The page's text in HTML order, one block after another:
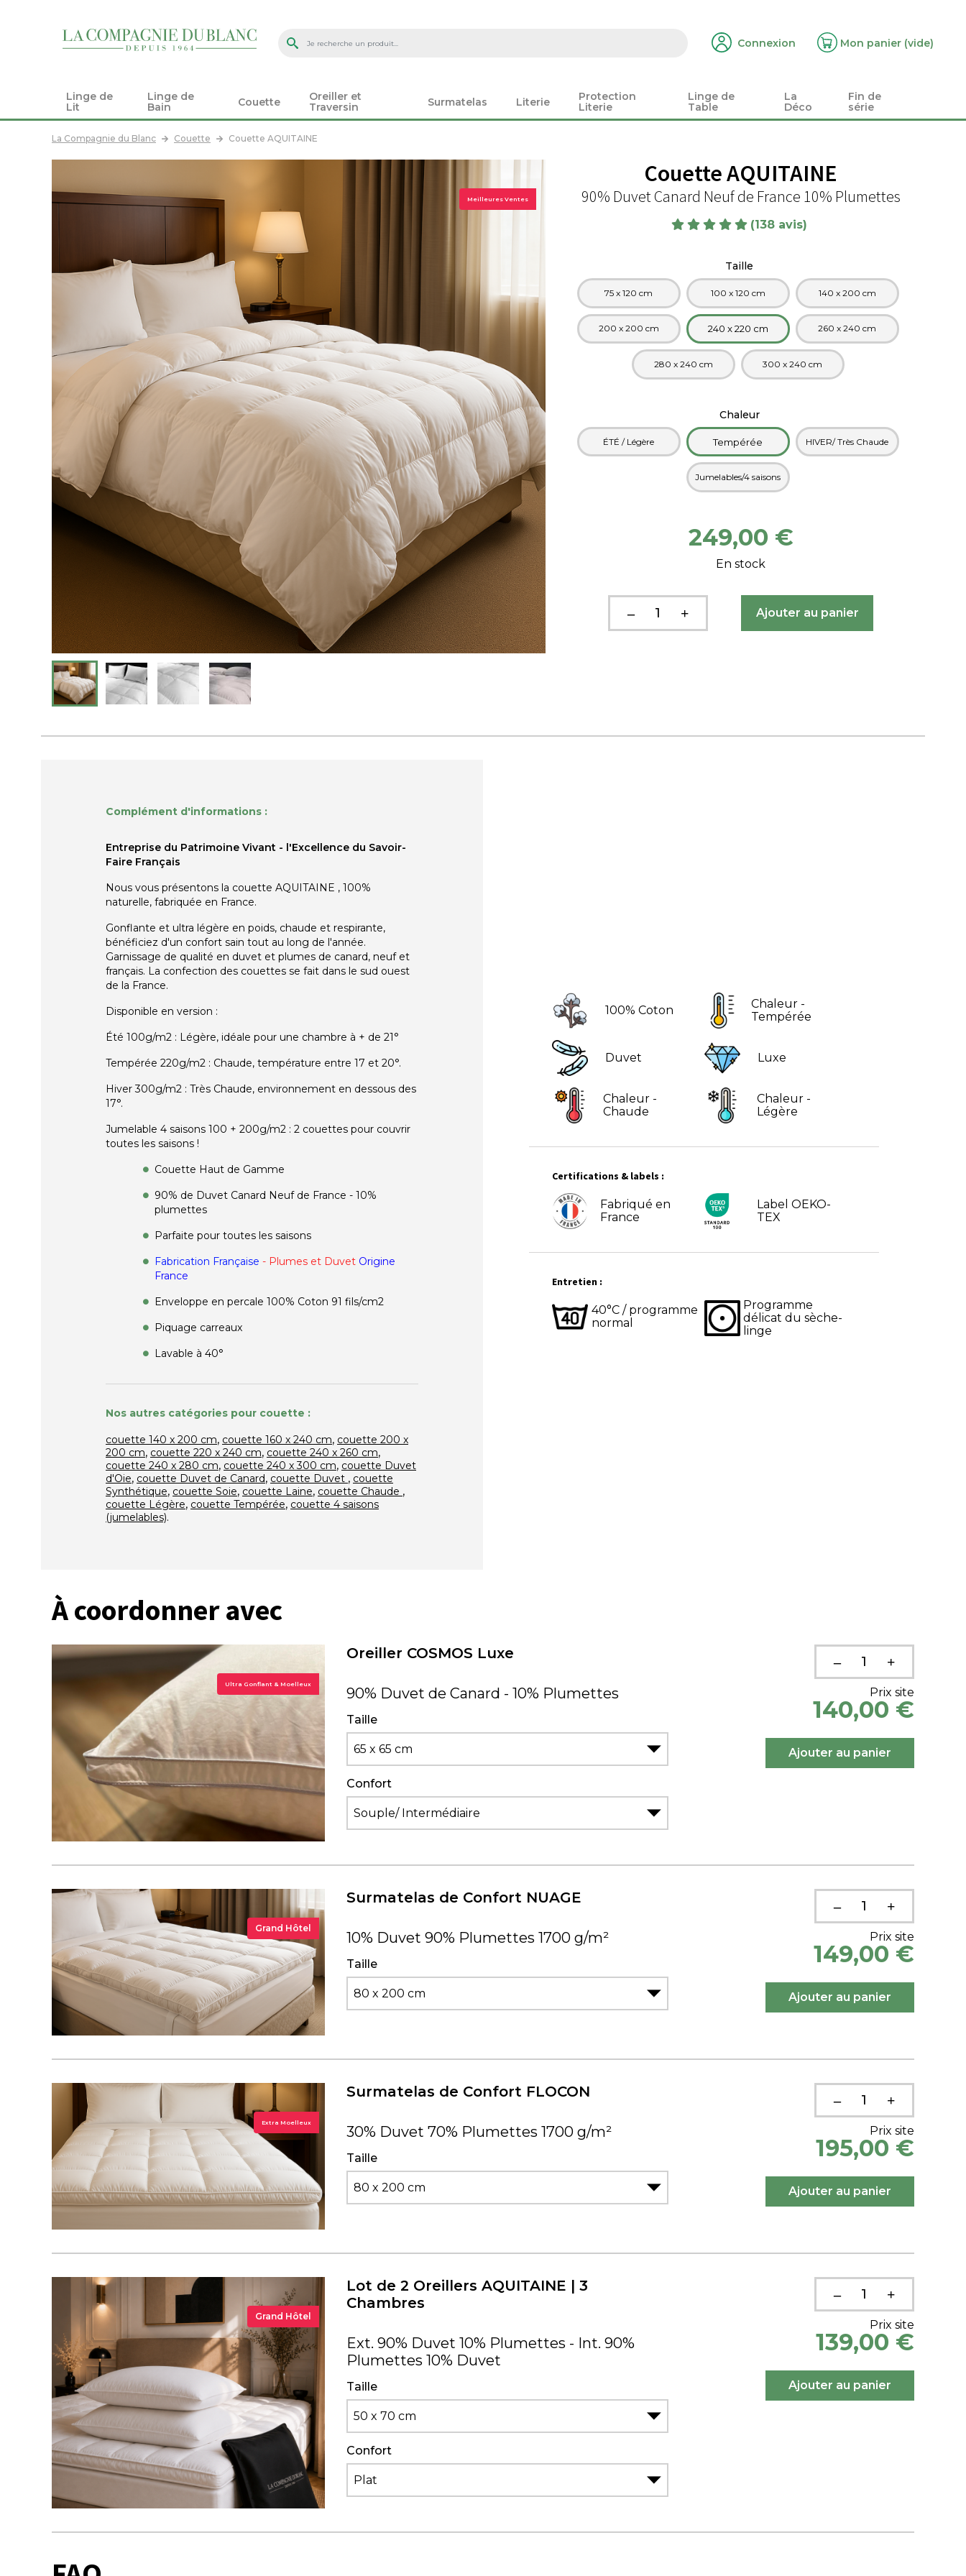
Connexion Mon panier (vide)
Linge de
Lit
Linge de
Bain
Couette
Oreiller et
Traversin
Surmatelas Literie
Protection
Literie
Linge de
Table
La
Déco
Fin de
série
La Compagnie du Blanc Couette Couette AQUITAINE
Meilleures Ventes
Couette AQUITAINE
90% Duvet Canard Neuf de France 10% Plumettes
(138 avis)
Taille
75 x 120 cm 100 x 120 cm 140 x 200 cm
200 x 200 cm 240 x 220 cm 260 x 240 cm
280 x 240 cm 300 x 240 cm
Chaleur
ÉTÉ / Légère Tempérée HIVER/ Très Chaude
Jumelables/4 saisons
249,00 €
En stock
Complément d'informations :
Entreprise du Patrimoine Vivant - l'Excellence du Savoir-
Faire Français
Nous vous présentons la couette AQUITAINE , 100%
naturelle, fabriquée en France.
Gonflante et ultra légère en poids, chaude et respirante,
bénéficiez d'un confort sain tout au long de l'année.
Garnissage de qualité en duvet et plumes de canard, neuf et
français. La confection des couettes se fait dans le sud ouest
de la France.
Disponible en version :
Été 100g/m2 : Légère, idéale pour une chambre à + de 21°
Tempérée 220g/m2 : Chaude, température entre 17 et 20°.
Hiver 300g/m2 : Très Chaude, environnement en dessous des
17°.
Jumelable 4 saisons 100 + 200g/m2 : 2 couettes pour couvrir
toutes les saisons !
Couette Haut de Gamme
90% de Duvet Canard Neuf de France - 10%
plumettes
Parfaite pour toutes les saisons
Fabrication Française - Plumes et Duvet Origine
France
Enveloppe en percale 100% Coton 91 fils/cm2
Piquage carreaux
Lavable à 40°
Nos autres catégories pour couette :
couette 140 x 200 cm, couette 160 x 240 cm, couette 200 x
200 cm, couette 220 x 240 cm, couette 240 x 260 cm,
couette 240 x 280 cm, couette 240 x 300 cm, couette Duvet
d'Oie, couette Duvet de Canard, couette Duvet , couette
Synthétique, couette Soie, couette Laine, couette Chaude ,
couette Légère, couette Tempérée, couette 4 saisons
(jumelables).
100% Coton
Chaleur -
Tempérée
Duvet Luxe
Chaleur -
Chaude
Chaleur -
Légère
Certifications & labels :
Fabriqué en
France
Label OEKO-
TEX
Entretien :
40°C / programme
normal
Programme
délicat du sèche-
linge
À coordonner avec
Ultra Gonflant & Moelleux
Oreiller COSMOS Luxe
90% Duvet de Canard - 10% Plumettes
Taille
65 x 65 cm
Confort
Souple/ Intermédiaire
Prix site
140,00 €
Grand Hôtel
Surmatelas de Confort NUAGE
10% Duvet 90% Plumettes 1700 g/m²
Taille
80 x 200 cm
Prix site
149,00 €
Extra Moelleux
Surmatelas de Confort FLOCON
30% Duvet 70% Plumettes 1700 g/m²
Taille
80 x 200 cm
Prix site
195,00 €
Grand Hôtel
Lot de 2 Oreillers AQUITAINE | 3
Chambres
Ext. 90% Duvet 10% Plumettes - Int. 90%
Plumettes 10% Duvet
Taille
50 x 70 cm
Confort
Plat
Prix site
139,00 €